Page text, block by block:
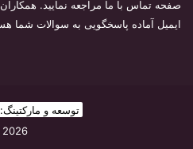
صفحه تماس با ما مراجعه نمایید.
ایمیل آماده پاسخگویی به سوالات شما
توسعه و مارکتینگ:
2026